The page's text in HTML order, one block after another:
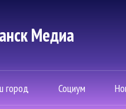
Mедиа
город Социум